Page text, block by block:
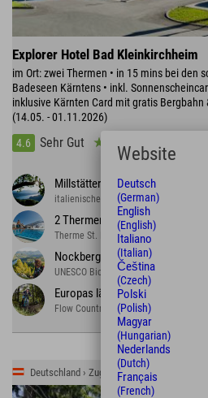
Explorer Hotel Bad Kleinkirchheim
im Ort: zwei Thermen • in 15 mins bei den
Badeseen Kärntens • inkl.
inklusive Kärnten Card mit gratis Bergbahn
(14.05. - 01.11.2026)
4.6
Sehr Gut
Millstätter See
italienisches Flair mitten in Kärnten.
2 Thermen
Therme St. Kathrein direkt am Hotel,
Nockberge
UNESCO Biosphärenpark: erlebbare
Europas längster
Flow Country Trail mit 15,9km und
Deutschland › Zugspitzland › Farchant
Website
Deutsch
(German)
English
(English)
Italiano
(Italian)
Čeština
(Czech)
Polski
(Polish)
Magyar
(Hungarian)
Nederlands
(Dutch)
Français
(French)